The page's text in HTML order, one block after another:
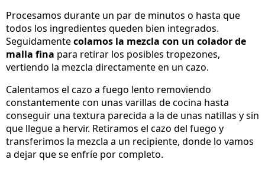
Procesamos durante un par de minutos o hasta que
todos los ingredientes queden bien integrados.
Seguidamentecolamos la mezcla con un colador de
malla fina para retirar los posibles tropezones,
vertiendo la mezcla directamente en un cazo.
Calentamos el cazo a fuego lento removiendo
constantemente con unas varillas de cocina hasta
conseguir una textura parecida a la de unas natillas y sin
que llegue a hervir. Retiramos el cazo del fuego y
transferimos la mezcla a un recipiente, donde lo vamos
a dejar que se enfríe por completo.